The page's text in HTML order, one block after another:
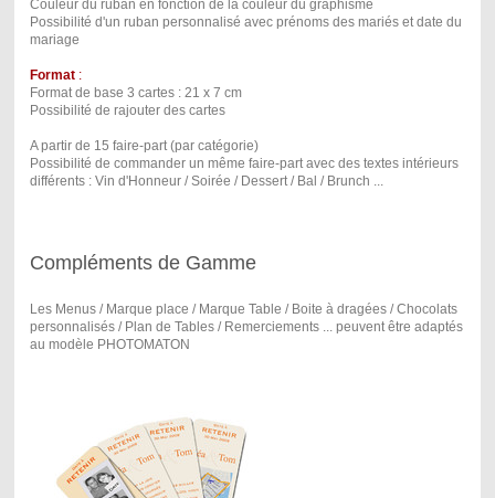
Couleur du ruban en fonction de la couleur du graphisme
Possibilité d'un ruban personnalisé avec prénoms des mariés et date du
mariage
Format:
Format de base 3 cartes : 21 x 7 cm
Possibilité de rajouter des cartes
A partir de 15 faire-part (par catégorie)
Possibilité de commander un même faire-part avec des textes intérieurs
différents : Vin d'Honneur / Soirée / Dessert / Bal / Brunch ...
Compléments de Gamme
Les Menus / Marque place / Marque Table / Boite à dragées / Chocolats
personnalisés / Plan de Tables / Remerciements ... peuvent être adaptés
au modèle PHOTOMATON